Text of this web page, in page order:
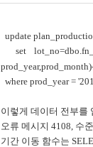
update
set
where prod_year =
이렇게 데이터 전부를
오류 메시지 4108, 수
기간 이동 함수는